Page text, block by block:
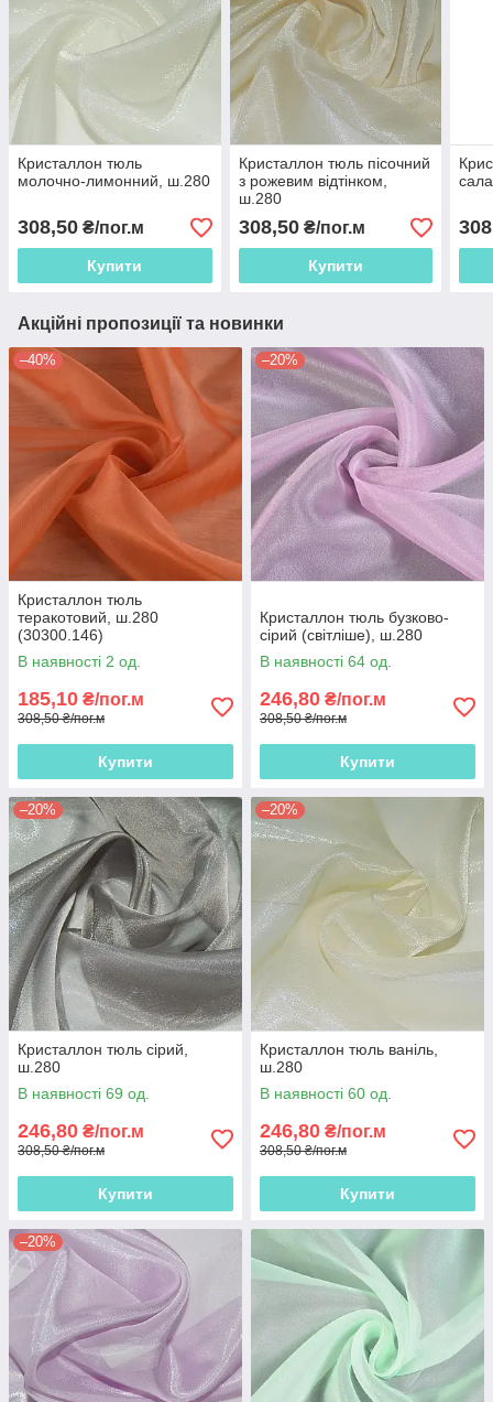
Кристаллон тюль
молочно-лимонний, ш.280
308,50 ₴/пог.м
Купити
Кристаллон тюль пісочний
з рожевим відтінком,
ш.280
308,50₴/пог.м
Купити
Акційні пропозиції та новинки
–40%
Кристаллон тюль
теракотовий, ш.280
(30300.146)
В наявності 2 од.
185,10 ₴/пог.м
308,50 ₴/пог.м
Купити
–20%
Кристаллон тюль бузково-
сірий (світліше), ш.280
В наявності 64 од.
246,80 ₴/пог.м
308,50 ₴/пог.м
Купити
–20%
Кристаллон тюль сірий,
ш.280
В наявності 69 од.
246,80 ₴/пог.м
308,50 ₴/пог.м
Купити
–20%
Кристаллон тюль ваніль,
ш.280
В наявності 60 од.
246,80 ₴/пог.м
308,50 ₴/пог.м
Купити
–20%